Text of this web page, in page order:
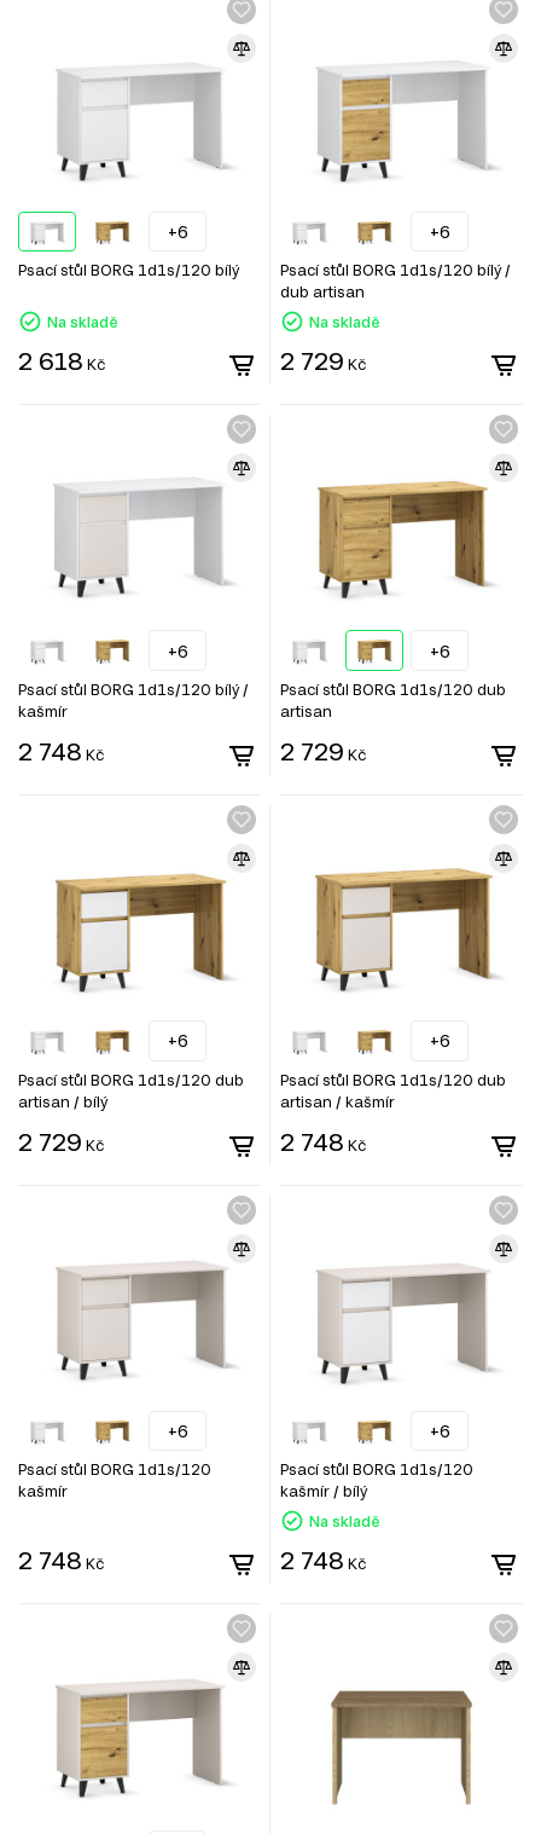
+6
Psací stůl BORG 1d1s/120 bílý
Na skladě
2 618 Kč
+6
Psací stůl BORG 1d1s/120 bílý /
dub artisan
Na skladě
2 729 Kč
+6
Psací stůl BORG 1d1s/120 bílý /
kašmír
2 748 Kč
+6
Psací stůl BORG 1d1s/120 dub
artisan
2 729 Kč
+6
Psací stůl BORG 1d1s/120 dub
artisan / bílý
2 729 Kč
+6
Psací stůl BORG 1d1s/120 dub
artisan / kašmír
2 748 Kč
+6
Psací stůl BORG 1d1s/120
kašmír
2 748 Kč
+6
Psací stůl BORG 1d1s/120
kašmír / bílý
Na skladě
2 748 Kč